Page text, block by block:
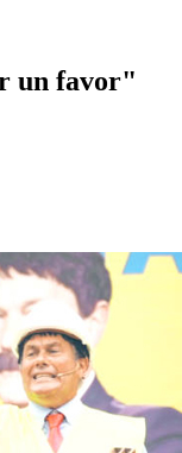
un favor"